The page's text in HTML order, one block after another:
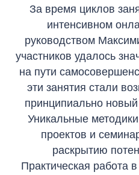
За время циклов
интенсивном
руководством
участников удалось
на пути
эти занятия стали
принципиально
Уникальные
проектов и
раскрытию
Практическая работа